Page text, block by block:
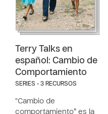
Terry Talks en
español: Cambio de
Comportamiento
SERIES - 3 RECURSOS
“Cambio de
comportamiento” es la